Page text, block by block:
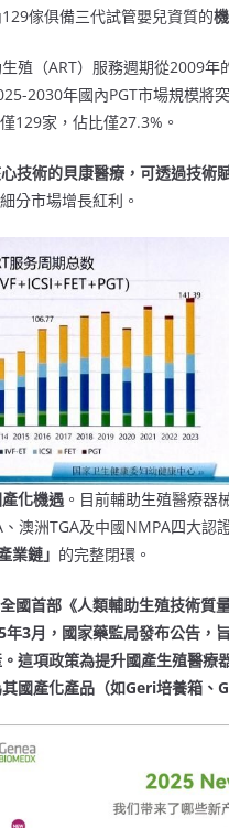
129傢俱備三代試管嬰兒資質的
殖（ART）服務週期從2009
2030年國內PGT市場規模將
129家，佔比僅27.3%。
技術的貝康醫療，可透過技術
分市場增長紅利。
化機遇 。目前輔助生殖醫療
、澳洲TGA及中國NMPA四大
業鏈」 的完整閉環。
國首部《人類輔助生殖技術質
年3月，國家藥監局發布公告，
這項政策為提升國產生殖醫
國產化產品（如Geri培養箱、